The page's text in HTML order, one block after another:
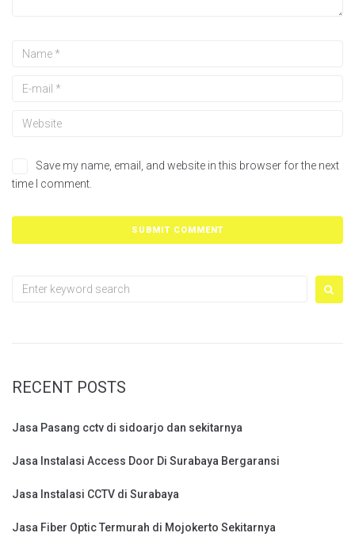
Save my name, email, and website in this browser for the next
time I comment.
Search
RECENT POSTS
Jasa Pasang cctv di sidoarjo dan sekitarnya
Jasa Instalasi Access Door Di Surabaya Bergaransi
Jasa Instalasi CCTV di Surabaya
Jasa Fiber Optic Termurah di Mojokerto Sekitarnya